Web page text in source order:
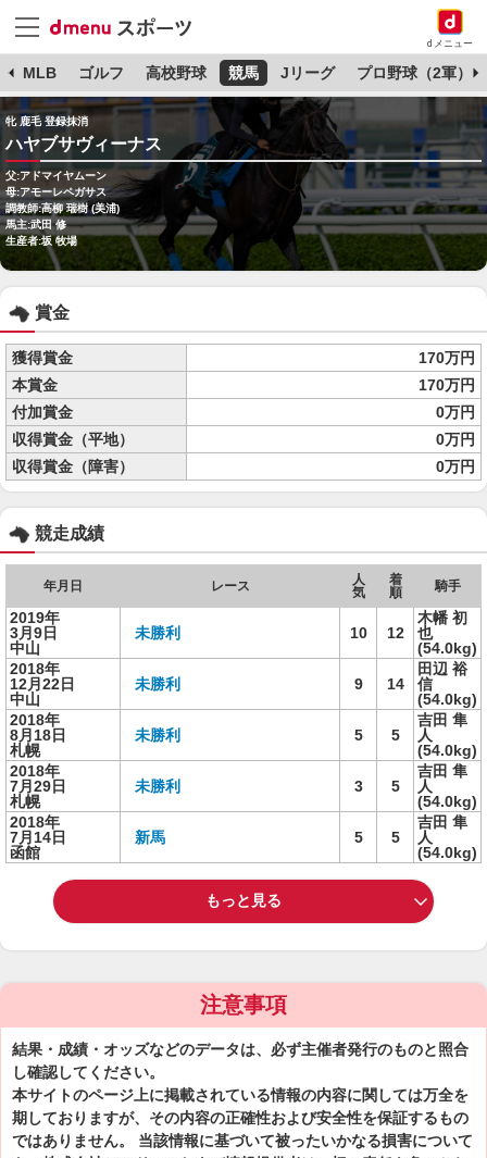
dメニュー
MLB ゴルフ 高校野球 競馬 Jリーグ プロ野球（2軍）
牝 鹿毛 登録抹消
ハヤブサヴィーナス
父:アドマイヤムーン
母:アモーレペガサス
調教師:高柳 瑞樹 (美浦)
馬主:武田 修
生産者:坂 牧場
賞金
獲得賞金
170万円
本賞金
170万円
付加賞金
0万円
収得賞金（平地）
0万円
収得賞金（障害）
0万円
競走成績
年月日 レース
人
気
着
順
騎手
2019年
3月9日
中山
未勝利 10 12
木幡 初
也
(54.0kg)
2018年
12月22日
中山
未勝利 9 14
田辺 裕
信
(54.0kg)
2018年
8月18日
札幌
未勝利 5 5
吉田 隼
人
(54.0kg)
2018年
7月29日
札幌
未勝利 3 5
吉田 隼
人
(54.0kg)
2018年
7月14日
函館
新馬 5 5
吉田 隼
人
(54.0kg)
もっと見る
注意事項
結果・成績・オッズなどのデータは、必ず主催者発行のものと照合
し確認してください。
本サイトのページ上に掲載されている情報の内容に関しては万全を
期しておりますが、その内容の正確性および安全性を保証するもの
ではありません。 当該情報に基づいて被ったいかなる損害について